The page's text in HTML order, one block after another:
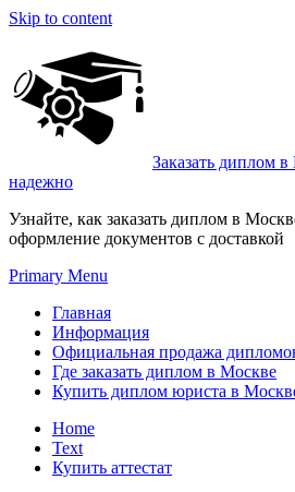
Skip to content
Заказать диплом
надежно
Узнайте, как заказать диплом в
оформление документов с доставкой
Primary Menu
Главная
Информация
Официальная продажа
Где заказать диплом в Москве
Купить диплом юриста в
Home
Text
Купить аттестат